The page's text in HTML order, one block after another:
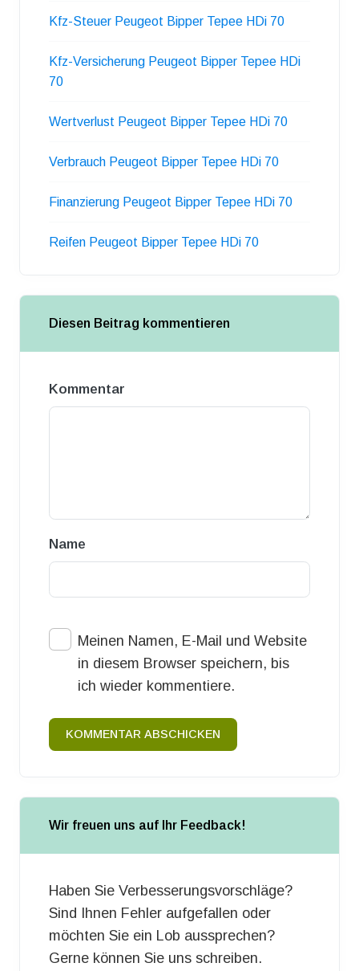
Kfz-Steuer Peugeot Bipper Tepee HDi 70
Kfz-Versicherung Peugeot Bipper Tepee HDi
70
Wertverlust Peugeot Bipper Tepee HDi 70
Verbrauch Peugeot Bipper Tepee HDi 70
Finanzierung Peugeot Bipper Tepee HDi 70
Reifen Peugeot Bipper Tepee HDi 70
Diesen Beitrag kommentieren
Kommentar
Name
Meinen Namen, E-Mail und Website
in diesem Browser speichern, bis
ich wieder kommentiere.
KOMMENTAR ABSCHICKEN
Wir freuen uns auf Ihr Feedback!
Haben Sie Verbesserungsvorschläge?
Sind Ihnen Fehler aufgefallen oder
möchten Sie ein Lob aussprechen?
Gerne können Sie uns schreiben.